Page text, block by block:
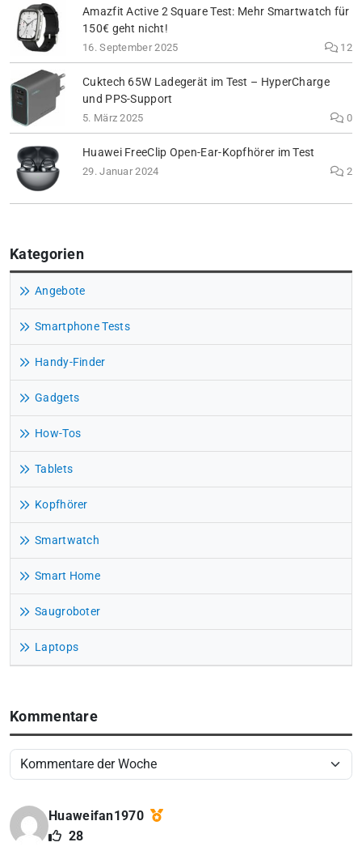
Amazfit Active 2 Square Test: Mehr Smartwatch für
150€ geht nicht!
16. September 2025 12
Cuktech 65W Ladegerät im Test – HyperCharge
und PPS-Support
5. März 2025 0
Huawei FreeClip Open-Ear-Kopfhörer im Test
29. Januar 2024 2
Kategorien
Angebote
Smartphone Tests
Handy-Finder
Gadgets
How-Tos
Tablets
Kopfhörer
Smartwatch
Smart Home
Saugroboter
Laptops
Kommentare
Huaweifan1970
28